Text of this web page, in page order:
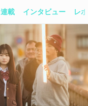
連載 インタビュー レ